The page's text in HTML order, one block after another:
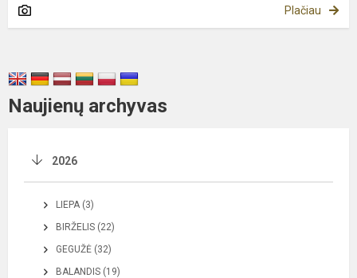
Plačiau
Naujienų archyvas
2026
LIEPA (3)
BIRŽELIS (22)
GEGUŽĖ (32)
BALANDIS (19)